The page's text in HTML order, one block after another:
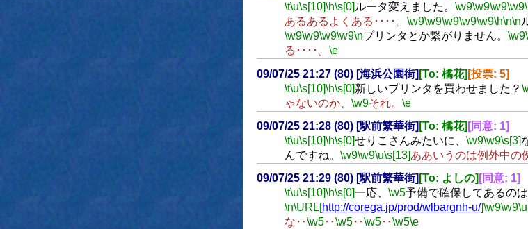
\t\u\s[10] \h\s[0] ルータ変えました。 \w9\w9\w9\w9
あるあるよくある････。 \w9\w9\w9\w9\w9\h\n\n
\w9\w9\w9\w9\nプリンタとか繋がりません。 \w9
る････。 \e
09/07/25 21:27 (80) [海浜公園街] [To: 橘花] [投票: 5]
\t\u\s[10]\h\s[0]新しいプリンタを買わせました？
ゃないのか、 \w9それ。 \e
09/07/25 21:28 (80) [駅前繁華街] [To: 橘花] [同意: 1]
\t\u\s[10]\h\s[0]せりこさんみたいに、 \w9\w9\s[3]
んですね。 \w9\w9\u\s[13]ああいうのは例外中の
09/07/25 21:29 (80) [駅前繁華街] [To: よしの] [同意: 1]
\t\u\s[10]\h\s[0]一応、 \w5予備で確保してあるのは
\n\URL[http://corega.jp/prod/wlbargnh-u/]\w9\w9\u
な‥\w5‥\w5‥\w5‥\w5\e